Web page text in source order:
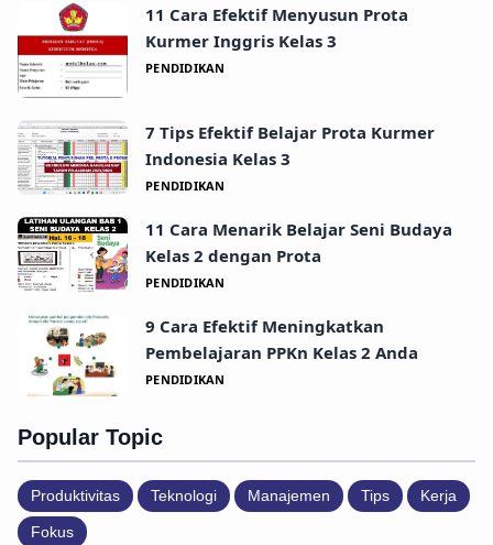
11 Cara Efektif Menyusun Prota
Kurmer Inggris Kelas 3
PENDIDIKAN
7 Tips Efektif Belajar Prota Kurmer
Indonesia Kelas 3
PENDIDIKAN
11 Cara Menarik Belajar Seni Budaya
Kelas 2 dengan Prota
PENDIDIKAN
9 Cara Efektif Meningkatkan
Pembelajaran PPKn Kelas 2 Anda
PENDIDIKAN
Popular Topic
Produktivitas Teknologi Manajemen Tips Kerja
Fokus